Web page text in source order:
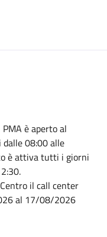
è aperto al
08:00 alle
è attiva tutti i giorni
il call center
al 17/08/2026